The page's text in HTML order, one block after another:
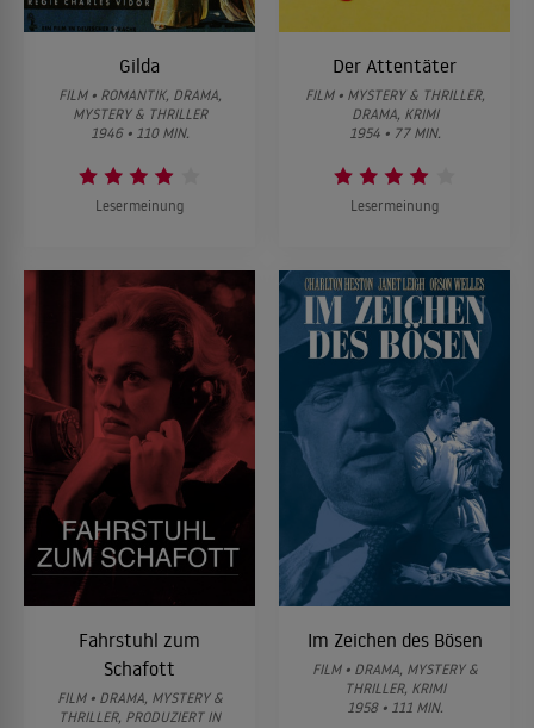
Gilda
FILM • ROMANTIK, DRAMA,
MYSTERY & THRILLER
1946 • 110 MIN.
Lesermeinung
Der Attentäter
FILM • MYSTERY & THRILLER,
DRAMA, KRIMI
1954 • 77 MIN.
Lesermeinung
Fahrstuhl zum
Schafott
FILM • DRAMA, MYSTERY &
THRILLER, PRODUZIERT IN
Im Zeichen des Bösen
FILM • DRAMA, MYSTERY &
THRILLER, KRIMI
1958 • 111 MIN.